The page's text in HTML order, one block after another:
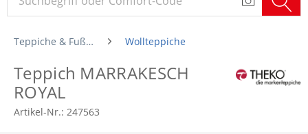
Teppiche & Fußmatten Wollteppiche
Teppich MARRAKESCH
ROYAL
Artikel-Nr.: 247563